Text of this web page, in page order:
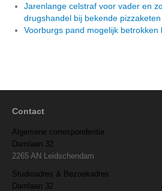
Jarenlange celstraf voor vader en
drugshandel bij bekende pizzaketen
Voorburgs pand mogelijk betrokken
Contact
Algemene correspondentie
Damlaan 32
2265 AN Leidschendam
Studioadres & Bezoekadres
Damlaan 32